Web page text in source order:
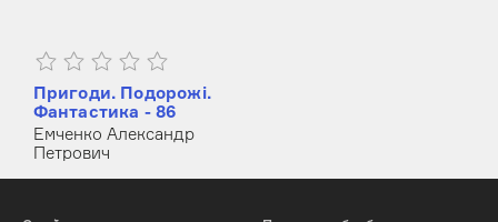
Пригоди. Подорожі.
Фантастика - 86
Емченко Александр
Петрович